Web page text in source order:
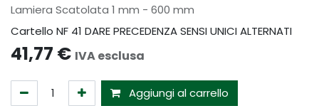
Lamiera Scatolata 1 mm - 600 mm
Cartello NF 41 DARE PRECEDENZA SENSI UNICI ALTERNATI
41,77 € IVA esclusa
Aggiungi al carrello